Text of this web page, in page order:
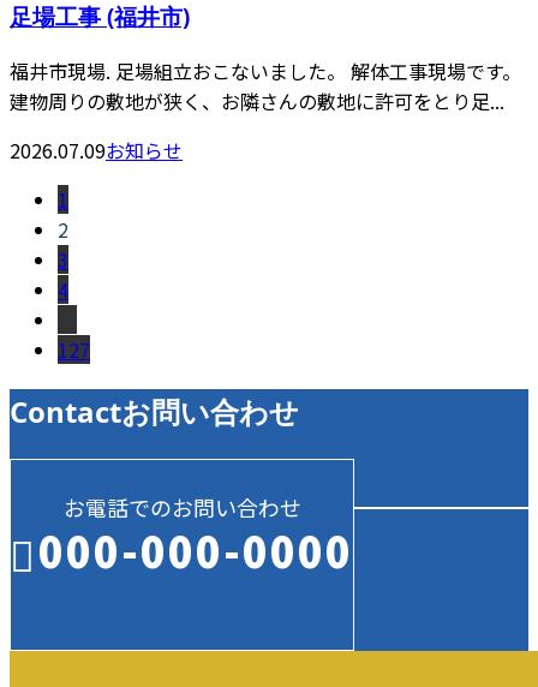
足場工事 (福井市)
福井市現場. 足場組立おこないました。 解体工事現場です。
建物周りの敷地が狭く、お隣さんの敷地に許可をとり足...
2026.07.09お知らせ
1
2
3
4
…
127
Contactお問い合わせ
お電話でのお問い合わせ
000-000-0000